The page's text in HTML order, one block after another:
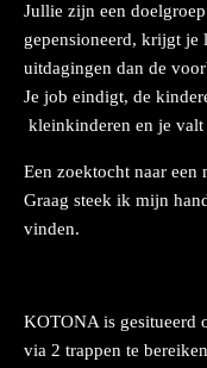
Jullie zijn een
gepensioneerd, krijgt je
uitdagingen dan de
Je job eindigt, de
kleinkinderen en je
Een zoektocht naar
Graag steek ik mijn
vinden.
KOTONA is gesitueerd
via 2 trappen te